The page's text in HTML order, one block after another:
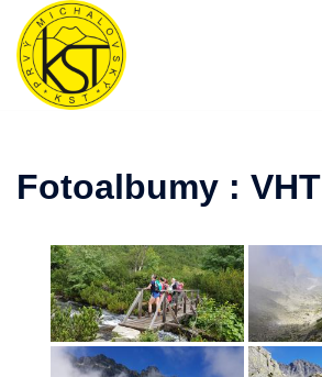
Preskočiť
obsah
Fotoalbumy : VHT